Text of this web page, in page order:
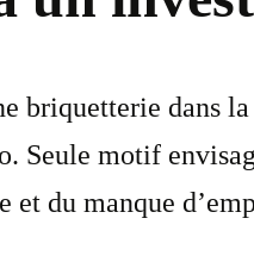
briquetterie dans
Seule motif
et du manque